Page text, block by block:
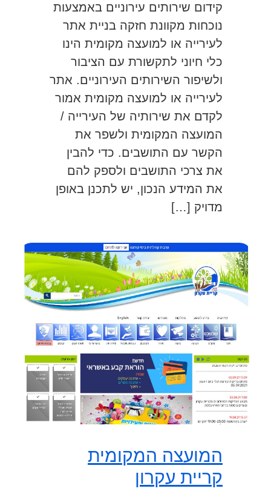
קידום שירותים עירוניים באמצעות
נוכחות מקוונת חזקה בניית אתר
לעירייה או למועצה מקומית הינו
כלי חיוני לתקשורת עם הציבור
ולשיפור השירותים העירוניים. אתר
לעירייה או למועצה מקומית אמור
לקדם את שירותיה של העירייה /
המועצה המקומית ולשפר את
הקשר עם התושבים. כדי להבין
את צרכי התושבים ולספק להם
את המידע הנכון, יש לתכנן באופן
מדויק […]
המועצה המקומית
קריית עקרון